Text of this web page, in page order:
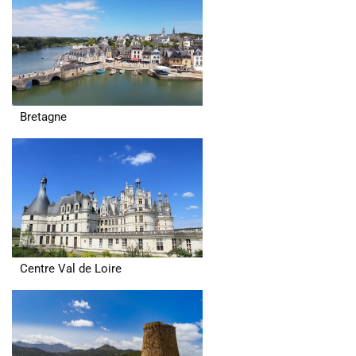
Bretagne
Centre Val de Loire